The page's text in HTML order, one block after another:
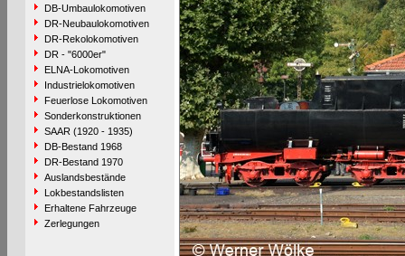
DB-Umbaulokomotiven
DR-Neubaulokomotiven
DR-Rekolokomotiven
DR - "6000er"
ELNA-Lokomotiven
Industrielokomotiven
Feuerlose Lokomotiven
Sonderkonstruktionen
SAAR (1920 - 1935)
DB-Bestand 1968
DR-Bestand 1970
Auslandsbestände
Lokbestandslisten
Erhaltene Fahrzeuge
Zerlegungen